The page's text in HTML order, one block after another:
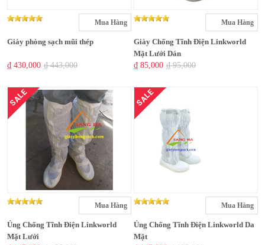
Mua Hàng
Giày phòng sạch mũi thép
₫ 430,000 ₫ 443,000
Mua Hàng
Giày Chống Tĩnh Điện Linkworld
Mặt Lưới Dán
₫ 85,000 ₫ 95,000
SALE
Mua Hàng
Ủng Chống Tĩnh Điện Linkworld
Mặt Lưới
SALE
Mua Hàng
Ủng Chống Tĩnh Điện Linkworld Da
Mặt